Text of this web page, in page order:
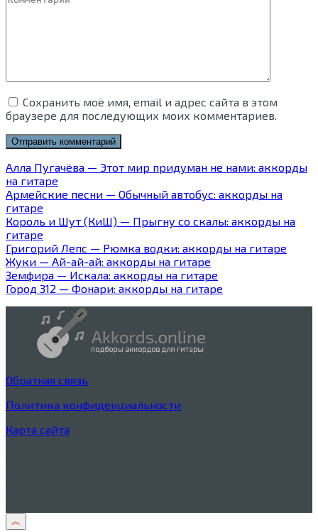
Сохранить моё имя, email и адрес сайта в этом
браузере для последующих моих комментариев.
Алла Пугачёва — Этот мир придуман не нами: аккорды
на гитаре
Армейские песни — Обычный автобус: аккорды на
гитаре
Король и Шут (КиШ) — Прыгну со скалы: аккорды на
гитаре
Григорий Лепс — Рюмка водки: аккорды на гитаре
Жуки — Ай-ай-ай: аккорды на гитаре
Земфира — Искала: аккорды на гитаре
Город 312 — Фонари: аккорды на гитаре
Обратная связь
Политика конфиденциальности
Карта сайта